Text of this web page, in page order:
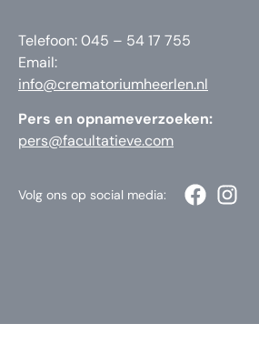
Telefoon: 045 – 54 17 755
Email:
info@crematoriumheerlen.nl
Pers en opnameverzoeken:
pers@facultatieve.com
Volg ons op social media: